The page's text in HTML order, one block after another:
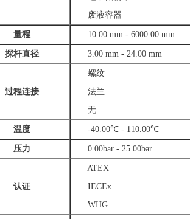
废液容器
量程 10.00 mm - 6000.00 mm
探杆直径 3.00 mm - 24.00 mm
过程连接
螺纹
法兰
无
温度 -40.00℃ - 110.00℃
压力 0.00bar - 25.00bar
认证
ATEX
IECEx
WHG